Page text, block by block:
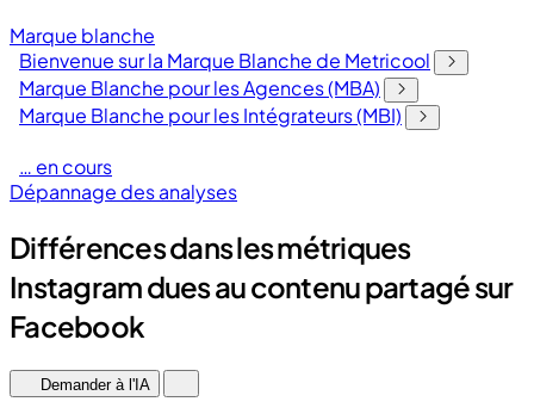
Marque blanche
Bienvenue sur la Marque Blanche de Metricool
Marque Blanche pour les Agences (MBA)
Marque Blanche pour les Intégrateurs (MBI)
… en cours
Dépannage des analyses
Différences dans les métriques
Instagram dues au contenu partagé sur
Facebook
Demander à l'IA